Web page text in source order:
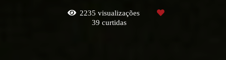
2235 visualizações
39 curtidas